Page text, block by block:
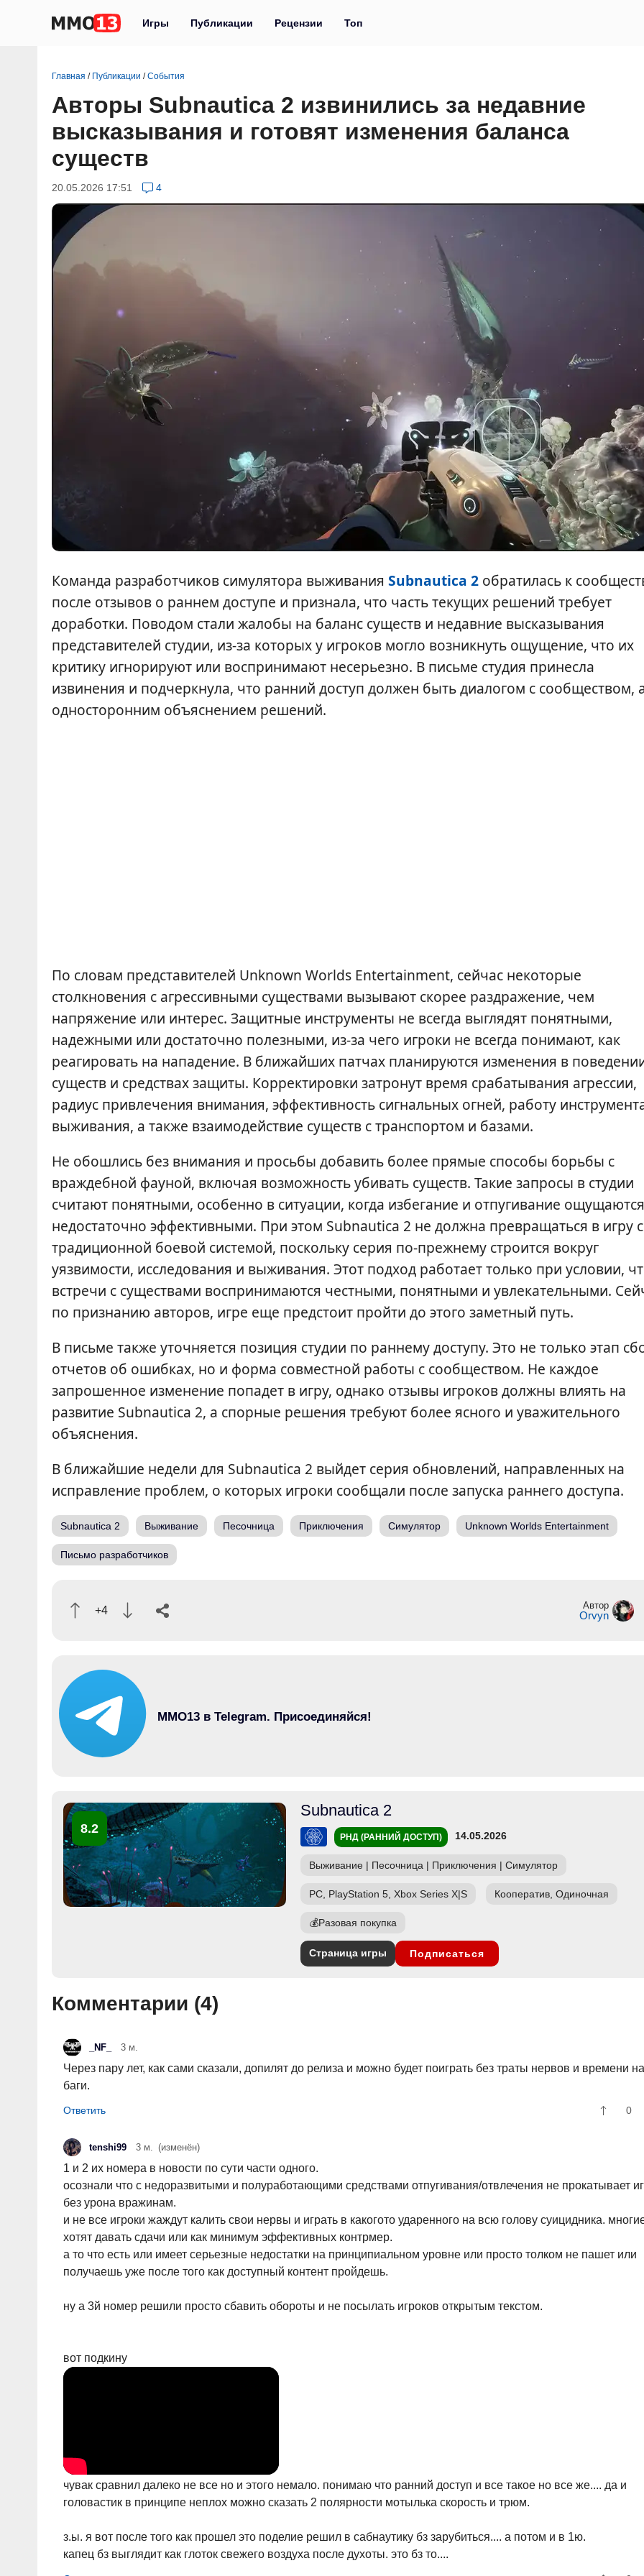
Игры Публикации Рецензии Топ
Главная / Публикации /События
Авторы Subnautica 2 извинились за недавние
высказывания и готовят изменения баланса
существ
20.05.2026 17:51 4
Команда разработчиков симулятора выживания Subnautica 2 обратилась к
после отзывов о раннем доступе и признала, что часть текущих решений требует
доработки. Поводом стали жалобы на баланс существ и недавние высказывания
представителей студии, из-за которых у игроков могло возникнуть ощущение, что их
критику игнорируют или воспринимают несерьезно. В письме студия принесла
извинения и подчеркнула, что ранний доступ должен быть диалогом с сообществом,
односторонним объяснением решений.
По словам представителей Unknown Worlds Entertainment, сейчас некоторые
столкновения с агрессивными существами вызывают скорее раздражение, чем
напряжение или интерес. Защитные инструменты не всегда выглядят понятными,
надежными или достаточно полезными, из-за чего игроки не всегда понимают, как
реагировать на нападение. В ближайших патчах планируются изменения в
существ и средствах защиты. Корректировки затронут время срабатывания агрессии,
радиус привлечения внимания, эффективность сигнальных огней, работу
выживания, а также взаимодействие существ с транспортом и базами.
Не обошлись без внимания и просьбы добавить более прямые способы борьбы с
враждебной фауной, включая возможность убивать существ. Такие запросы в студии
считают понятными, особенно в ситуации, когда избегание и отпугивание ощущаются
недостаточно эффективными. При этом Subnautica 2 не должна превращаться в игру с
традиционной боевой системой, поскольку серия по-прежнему строится вокруг
уязвимости, исследования и выживания. Этот подход работает только при условии,
встречи с существами воспринимаются честными, понятными и увлекательными.
по признанию авторов, игре еще предстоит пройти до этого заметный путь.
В письме также уточняется позиция студии по раннему доступу. Это не только этап
отчетов об ошибках, но и форма совместной работы с сообществом. Не каждое
запрошенное изменение попадет в игру, однако отзывы игроков должны влиять на
развитие Subnautica 2, а спорные решения требуют более ясного и уважительного
объяснения.
В ближайшие недели для Subnautica 2 выйдет серия обновлений, направленных на
исправление проблем, о которых игроки сообщали после запуска раннего доступа.
Subnautica 2 Выживание Песочница Приключения Симулятор Unknown Worlds Entertainment
Письмо разработчиков
+4 Автор
Orvyn
MMO13 в Telegram. Присоединяйся!
8.2
Subnautica 2
РНД (РАННИЙ ДОСТУП) 14.05.2026
Выживание | Песочница | Приключения | Симулятор
PC, PlayStation 5, Xbox Series X|S Кооператив, Одиночная
💰Разовая покупка
Страница игры Подписаться
Комментарии (4)
_NF_ 3 м.
Через пару лет, как сами сказали, допилят до релиза и можно будет поиграть без траты нервов и времени на
баги.
0
tenshi99 3 м. (изменён)
1 и 2 их номера в новости по сути части одного.
осознали что с недоразвитыми и полуработающими средствами отпугивания/отвлечения не прокатывает
без урона вражинам.
и не все игроки жаждут калить свои нервы и играть в какогото ударенного на всю голову суицидника.
хотят давать сдачи или как минимум эффективных контрмер.
а то что есть или имеет серьезные недостатки на принципиальном уровне или просто толком не пашет или
получаешь уже после того как доступный контент пройдешь.
ну а 3й номер решили просто сбавить обороты и не посылать игроков открытым текстом.
вот подкину
чувак сравнил далеко не все но и этого немало. понимаю что ранний доступ и все такое но все же.... да и
головастик в принципе неплох можно сказать 2 полярности мотылька скорость и трюм.
з.ы. я вот после того как прошел это поделие решил в сабнаутику бз зарубиться.... а потом и в 1ю.
капец бз выглядит как глоток свежего воздуха после духоты. это бз то....